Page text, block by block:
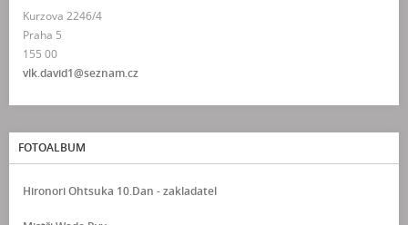
Kurzova 2246/4
Praha 5
155 00
vlk.david1@seznam.cz
FOTOALBUM
Hironori Ohtsuka 10.Dan - zakladatel